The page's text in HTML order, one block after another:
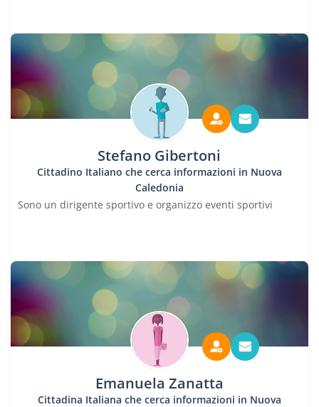
Stefano Gibertoni
Cittadino Italiano che cerca informazioni in Nuova
Caledonia
Sono un dirigente sportivo e organizzo eventi sportivi
Emanuela Zanatta
Cittadina Italiana che cerca informazioni in Nuova